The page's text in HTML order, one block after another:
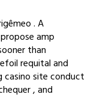
. A
amp
than
requital and
casino site conduct
, and